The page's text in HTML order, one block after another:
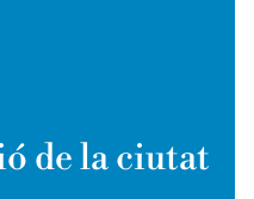
de la ciutat